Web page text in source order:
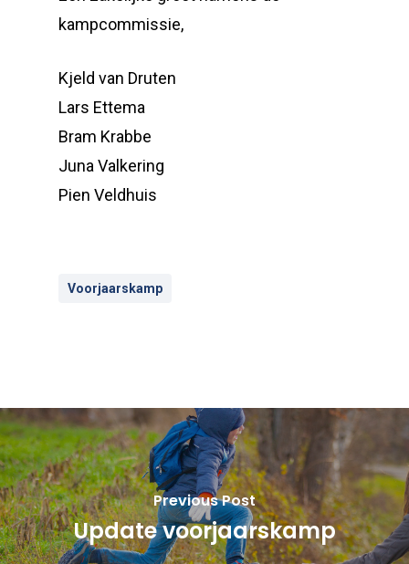
kampcommissie,
Kjeld van Druten
Lars Ettema
Bram Krabbe
Juna Valkering
Pien Veldhuis
Voorjaarskamp
Previous Post
Update voorjaarskamp